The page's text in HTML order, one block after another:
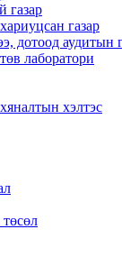
газар
газар
дотоод аудитын
лаборатори
хэлтэс